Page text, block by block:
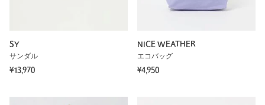
SY
サンダル
¥13,970
NICE WEATHER
エコバッグ
¥4,950